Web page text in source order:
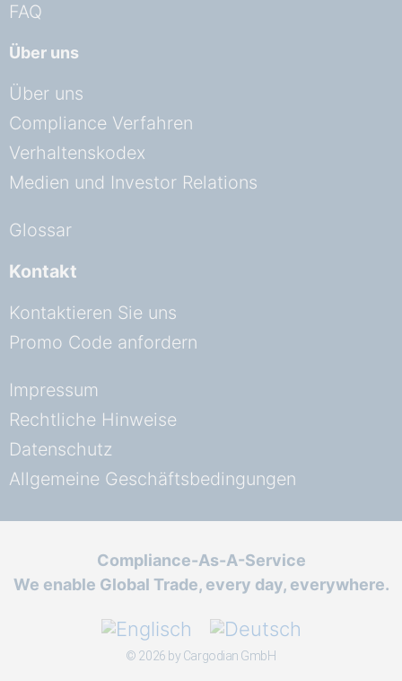
FAQ
Über uns
Über uns
Compliance Verfahren
Verhaltenskodex
Medien und Investor Relations
Glossar
Kontakt
Kontaktieren Sie uns
Promo Code anfordern
Impressum
Rechtliche Hinweise
Datenschutz
Allgemeine Geschäftsbedingungen
Compliance-As-A-Service
We enable Global Trade, every day, everywhere.
© 2026 by Cargodian GmbH